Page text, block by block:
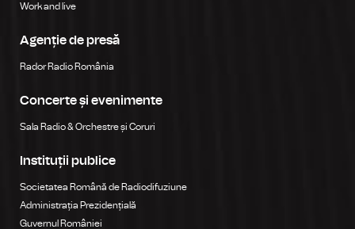
Work and live
Agenție de presă
Rador Radio România
Concerte și evenimente
Sala Radio & Orchestre și Coruri
Instituții publice
Societatea Română de Radiodifuziune
Administrația Prezidențială
Guvernul României